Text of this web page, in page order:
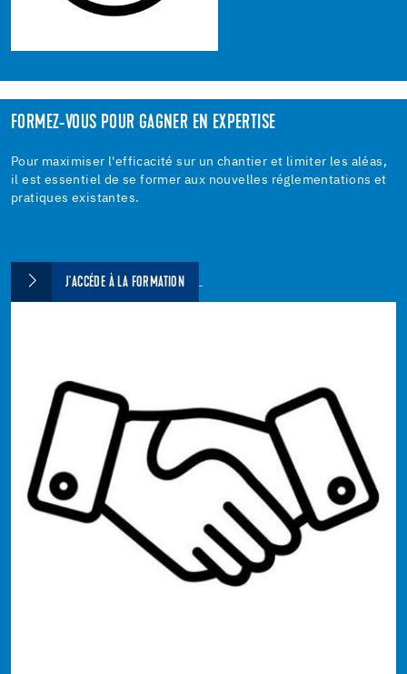
FORMEZ-VOUS POUR GAGNER EN EXPERTISE
Pour maximiser l'efficacité sur un chantier et limiter les aléas,
il est essentiel de se former aux nouvelles réglementations et
pratiques existantes.
J'ACCÉDE À LA FORMATION